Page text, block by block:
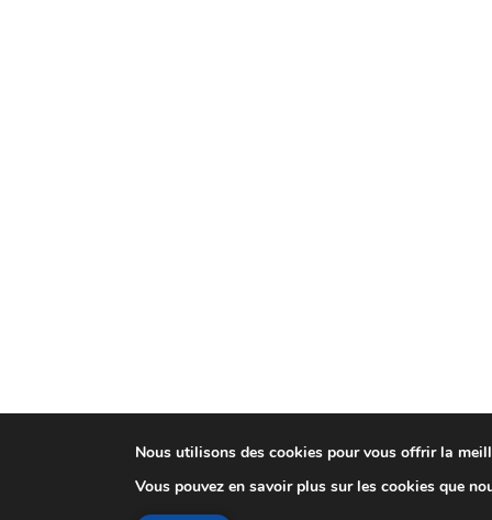
Nous utilisons des cookies pour vous offrir la
Vous pouvez en savoir plus sur les cookies que